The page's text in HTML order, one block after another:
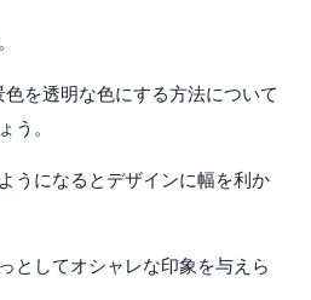
を透明な色にする方法について
う。
うになるとデザインに幅を利か
としてオシャレな印象を与えら